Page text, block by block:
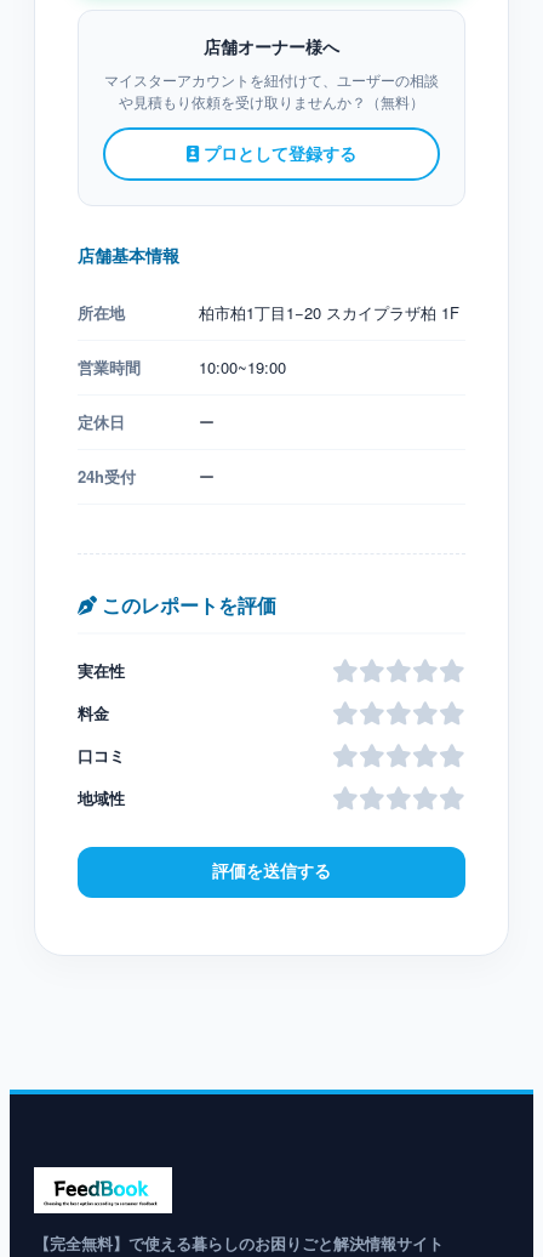
店舗オーナー様へ
マイスターアカウントを紐付けて、ユーザーの相談
や見積もり依頼を受け取りませんか？（無料）
プロとして登録する
店舗基本情報
所在地 柏市柏1丁目1−20 スカイプラザ柏 1F
営業時間 10:00~19:00
定休日 ー
24h受付 ー
このレポートを評価
実在性
料金
口コミ
地域性
評価を送信する
【完全無料】で使える暮らしのお困りごと解決情報サイト